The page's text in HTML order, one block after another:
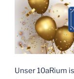
Unser 10aRium